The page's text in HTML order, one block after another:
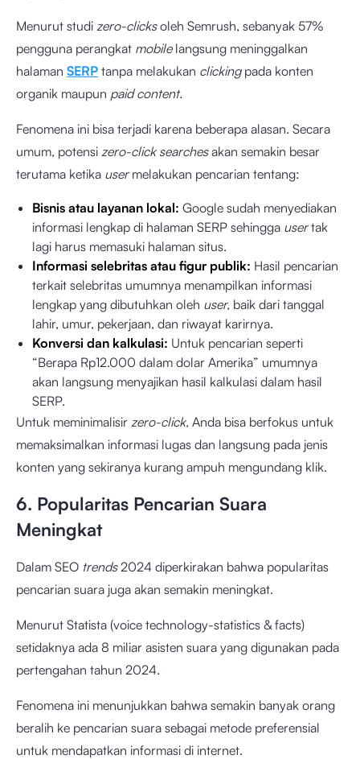
Menurut studi zero-clicksoleh Semrush, sebanyak 57%
pengguna perangkat mobile langsung meninggalkan
halaman SERP tanpa melakukan clicking pada konten
organik maupun paid content.
Fenomena ini bisa terjadi karena beberapa alasan. Secara
umum, potensi zero-click searchesakan semakin besar
terutama ketika user melakukan pencarian tentang:
Bisnis atau layanan lokal: Google sudah menyediakan
informasi lengkap di halaman SERP sehingga usertak
lagi harus memasuki halaman situs.
Informasi selebritas atau figur publik: Hasil pencarian
terkait selebritas umumnya menampilkan informasi
lengkap yang dibutuhkan oleh user, baik dari tanggal
lahir, umur, pekerjaan, dan riwayat karirnya.
Konversi dan kalkulasi: Untuk pencarian seperti
“Berapa Rp12.000 dalam dolar Amerika” umumnya
akan langsung menyajikan hasil kalkulasi dalam hasil
SERP.
Untuk meminimalisir zero-click, Anda bisa berfokus untuk
memaksimalkan informasi lugas dan langsung pada jenis
konten yang sekiranya kurang ampuh mengundang klik.
6. Popularitas Pencarian Suara
Meningkat
Dalam SEO trends2024 diperkirakan bahwa popularitas
pencarian suara juga akan semakin meningkat.
Menurut Statista (voice technology-statistics & facts)
setidaknya ada 8 miliar asisten suara yang digunakan pada
pertengahan tahun 2024.
Fenomena ini menunjukkan bahwa semakin banyak orang
beralih ke pencarian suara sebagai metode preferensial
untuk mendapatkan informasi di internet.